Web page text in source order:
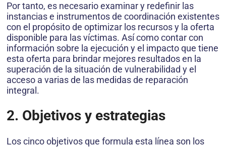
Por tanto, es necesario examinar y redefinir las
instancias e instrumentos de coordinación existentes
con el propósito de optimizar los recursos y la oferta
disponible para las víctimas. Así como contar con
información sobre la ejecución y el impacto que tiene
esta oferta para brindar mejores resultados en la
superación de la situación de vulnerabilidad y el
acceso a varias de las medidas de reparación
integral.
2. Objetivos y estrategias
Los cinco objetivos que formula esta línea son los